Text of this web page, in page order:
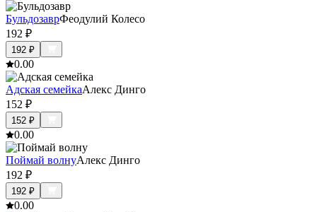
БульдозаврФеодулий Колесо
192 ₽
192 ₽
0.00
Адская семейкаАлекс Динго
152 ₽
152 ₽
0.00
Поймай волнуАлекс Динго
192 ₽
192 ₽
0.00